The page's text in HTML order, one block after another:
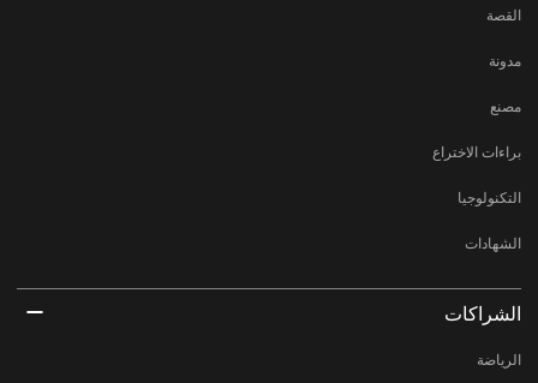
القصة
مدونة
مصنع
براءات الاختراع
التكنولوجيا
الشهادات
الشراكات
الرياضة